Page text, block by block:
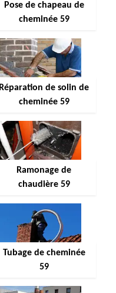
Pose de chapeau de
cheminée 59
Réparation de solin de
cheminée 59
Ramonage de
chaudière 59
Tubage de cheminée
59